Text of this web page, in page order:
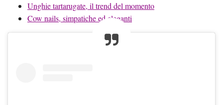
Unghie tartarugate, il trend del momento
Cow nails, simpatiche ed eleganti